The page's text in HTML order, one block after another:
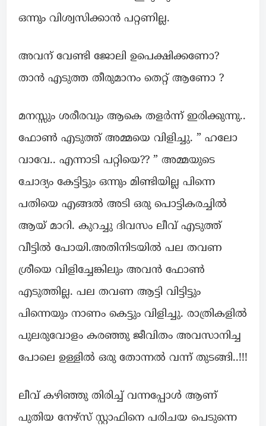
ഒന്നും വിശ്വസിക്കാൻ പറ്റണില്ല.
അവന് വേണ്ടി ജോലി ഉപെക്ഷിക്കണോ?
താൻ എടുത്ത തീരുമാനം തെറ്റ് ആണോ ?
മനസ്സും ശരീരവും ആകെ തളർന്ന് ഇരിക്കുന്നു..
ഫോൺ എടുത്ത് അമ്മയെ വിളിച്ചു. ” ഹലോ
വാവേ.. എന്നാടി പറ്റിയെ?? ” അമ്മയുടെ
ചോദ്യം കേട്ടിട്ടും ഒന്നും മിണ്ടിയില്ല പിന്നെ
പതിയെ എങ്ങൽ അടി ഒരു പൊട്ടികരച്ചിൽ
ആയ് മാറി. കുറച്ചു ദിവസം ലീവ് എടുത്ത്
വീട്ടിൽ പോയി.അതിനിടയിൽ പല തവണ
ശ്രീയെ വിളിച്ചേങ്കിലും അവൻ ഫോൺ
എടുത്തില്ല. പല തവണ ആട്ടി വിട്ടിട്ടും
പിന്നെയും നാണം കെട്ടും വിളിച്ചു. രാത്രികളിൽ
പുലരുവോളം കരഞ്ഞു ജീവിതം അവസാനിച്ച
പോലെ ഉള്ളിൽ ഒരു തോന്നൽ വന്ന് തുടങ്ങി..!!!
ലീവ് കഴിഞ്ഞു തിരിച്ച് വന്നപ്പോൾ ആണ്
പുതിയ നേഴ്സ് സ്റ്റാഫിനെ പരിചയ പെടുന്നെ